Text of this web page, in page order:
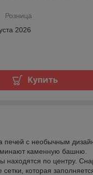
Розница
2026
Купить
печей с необычным
каменную башню.
находятся по центру.
которая